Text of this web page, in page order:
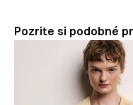
Pozrite si podobné